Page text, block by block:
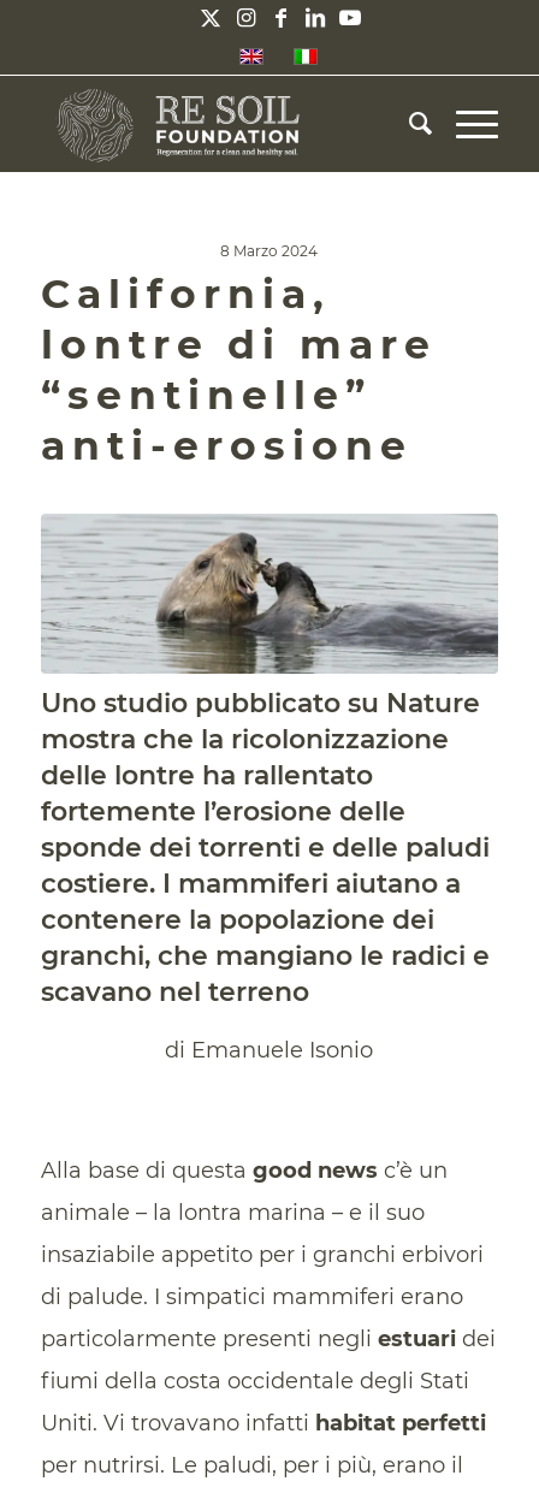
8 Marzo 2024
California,
lontre di mare
“sentinelle”
anti-erosione
Uno studio pubblicato su Nature
mostra che la ricolonizzazione
delle lontre ha rallentato
fortemente l’erosione delle
sponde dei torrenti e delle paludi
costiere. I mammiferi aiutano a
contenere la popolazione dei
granchi, che mangiano le radici e
scavano nel terreno
di Emanuele Isonio
Alla base di questa good news c’è un
animale – la lontra marina – e il suo
insaziabile appetito per i granchi erbivori
di palude. I simpatici mammiferi erano
particolarmente presenti negli estuaridei
fiumi della costa occidentale degli Stati
Uniti. Vi trovavano infatti habitat perfetti
per nutrirsi. Le paludi, per i più, erano il